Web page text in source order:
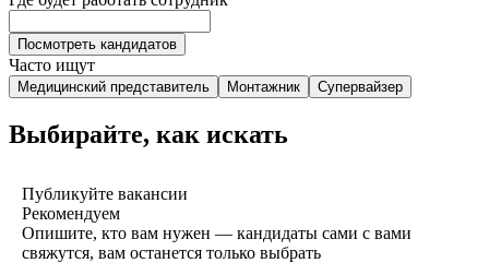
Посмотреть кандидатов
Часто ищут
Медицинский представитель Монтажник Супервайзер
Выбирайте, как искать
Публикуйте вакансии
Рекомендуем
Опишите, кто вам нужен — кандидаты сами с вами
свяжутся, вам останется только выбрать